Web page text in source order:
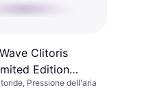
Clitoris
Edition
Pressione dell'aria